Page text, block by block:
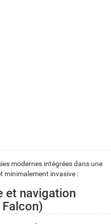
modernes intégrées dans une
minimalement invasive :
et navigation